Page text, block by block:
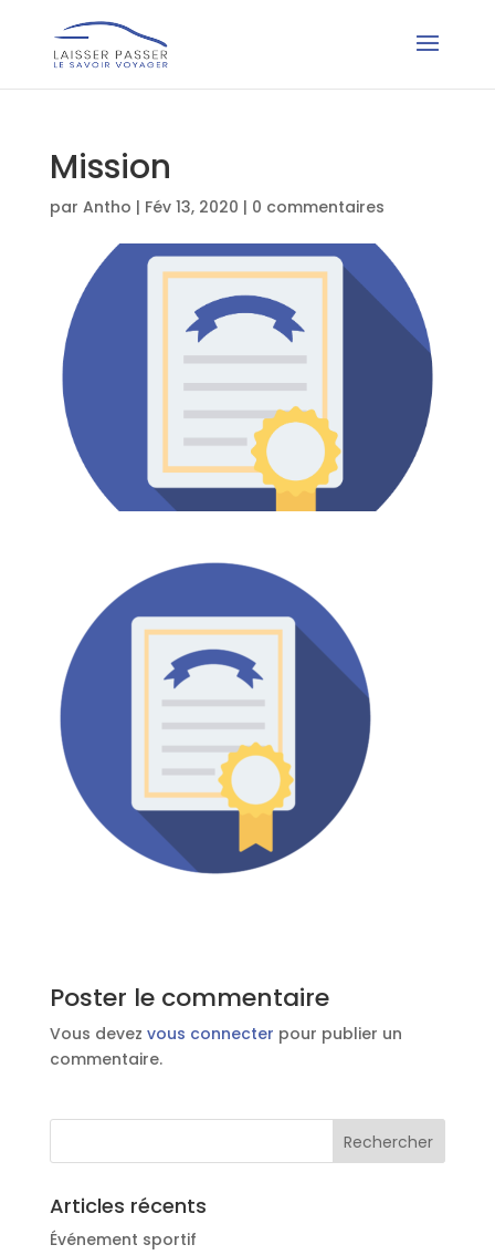
Mission
par Antho | Fév 13, 2020 | 0 commentaires
Poster le commentaire
Vous devez vous connecter pour publier un
commentaire.
Articles récents
Événement sportif